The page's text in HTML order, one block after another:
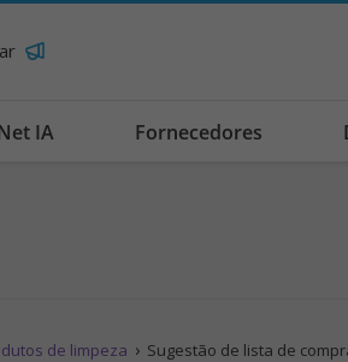
IA Fornecedores
de limpeza Sugestão de lista de